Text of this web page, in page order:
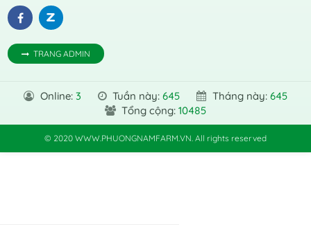
TRANG ADMIN
Online: 3 Tuần này:645 Tháng này: 645
Tổng cộng:10485
© 2020 WWW.PHUONGNAMFARM.VN. All rights reserved